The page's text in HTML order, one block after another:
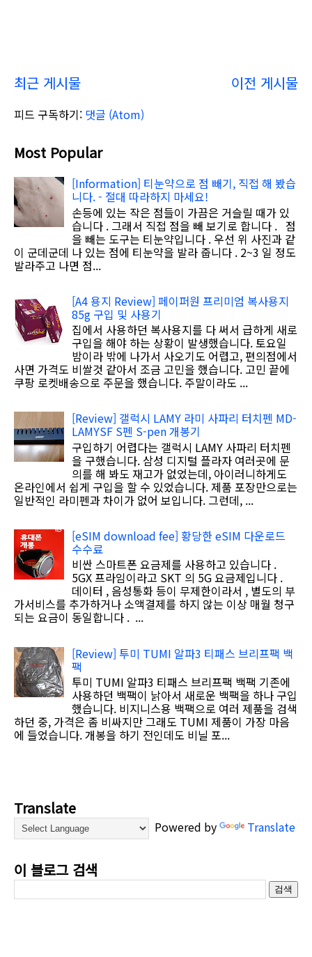
최근 게시물 이전 게시물
피드 구독하기: 댓글 (Atom)
Most Popular
[Information] 티눈약으로 점 빼기, 직접 해 봤습
니다. - 절대 따라하지 마세요!
손등에 있는 작은 점들이 가끔은 거슬릴 때가 있
습니다 . 그래서 직접 점을 빼 보기로 합니다 . 점
을 빼는 도구는 티눈약입니다 . 우선 위 사진과 같
이 군데군데 나 있는 점에 티눈약을 발라 줍니다 . 2~3 일 정도
발라주고 나면 점...
[A4 용지 Review] 페이퍼원 프리미엄 복사용지
85g 구입 및 사용기
집에서 사용하던 복사용지를 다 써서 급하게 새로
구입을 해야 하는 상황이 발생했습니다. 토요일
밤이라 밖에 나가서 사오기도 어렵고, 편의점에서
사면 가격도 비쌀것 같아서 조금 고민을 했습니다. 고민 끝에
쿠팡 로켓배송으로 주문을 했습니다. 주말이라도 ...
[Review] 갤럭시 LAMY 라미 사파리 터치펜 MD-
LAMYSF S펜 S-pen 개봉기
구입하기 어렵다는 갤럭시 LAMY 사파리 터치펜
을 구했습니다. 삼성 디지털 플라자 여러곳에 문
의를 해 봐도 재고가 없었는데, 아이러니하게도
온라인에서 쉽게 구입을 할 수 있었습니다. 제품 포장만으로는
일반적인 라미펜과 차이가 없어 보입니다. 그런데, ...
[eSIM download fee] 황당한 eSIM 다운로드
수수료
비싼 스마트폰 요금제를 사용하고 있습니다 .
5GX 프라임이라고 SKT 의 5G 요금제입니다 .
데이터 , 음성통화 등이 무제한이라서 , 별도의 부
가서비스를 추가하거나 소액결제를 하지 않는 이상 매월 청구
되는 요금이 동일합니다 . ...
[Review] 투미 TUMI 알파3 티패스 브리프팩 백
팩
투미 TUMI 알파3 티패스 브리프팩 백팩 기존에
사용하던 백팩이 낡아서 새로운 백팩을 하나 구입
했습니다. 비지니스용 백팩으로 여러 제품을 검색
하던 중, 가격은 좀 비싸지만 그래도 TUMI 제품이 가장 마음
에 들었습니다. 개봉을 하기 전인데도 비닐 포...
Translate
Powered by Translate
이 블로그 검색